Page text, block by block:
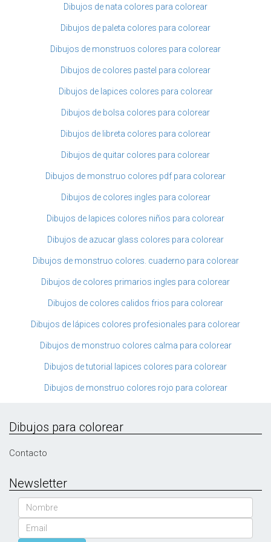
Dibujos de nata colores para colorear
Dibujos de paleta colores para colorear
Dibujos de monstruos colores para colorear
Dibujos de colores pastel para colorear
Dibujos de lapices colores para colorear
Dibujos de bolsa colores para colorear
Dibujos de libreta colores para colorear
Dibujos de quitar colores para colorear
Dibujos de monstruo colores pdf para colorear
Dibujos de colores ingles para colorear
Dibujos de lapices colores niños para colorear
Dibujos de azucar glass colores para colorear
Dibujos de monstruo colores. cuaderno para colorear
Dibujos de colores primarios ingles para colorear
Dibujos de colores calidos frios para colorear
Dibujos de lápices colores profesionales para colorear
Dibujos de monstruo colores calma para colorear
Dibujos de tutorial lapices colores para colorear
Dibujos de monstruo colores rojo para colorear
Dibujos para colorear
Contacto
Newsletter
Nombre
Email